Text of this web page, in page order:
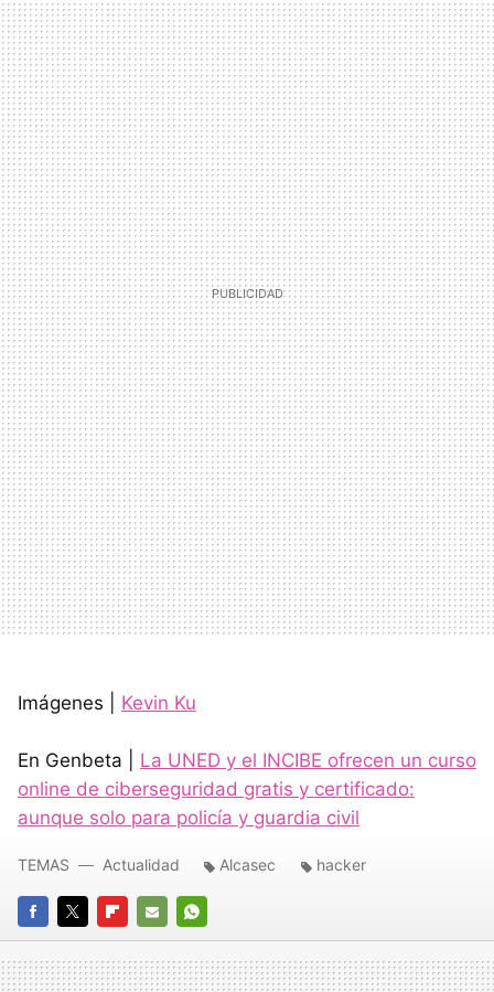
Imágenes | Kevin Ku
En Genbeta | La UNED y el INCIBE ofrecen un curso
online de ciberseguridad gratis y certificado:
aunque solo para policía y guardia civil
FACEBOOK
TWITTERFLIPBOARD
E-
MAIL
WHATSAPP
TEMAS Actualidad Alcasec hacker